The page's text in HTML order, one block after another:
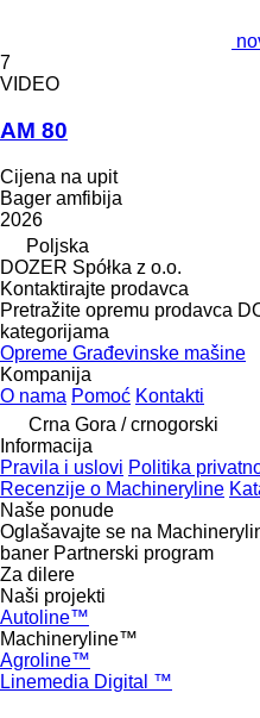
7
VIDEO
AM 80
Cijena na upit
Bager amfibija
2026
Poljska
DOZER Spółka z o.o.
Kontaktirajte prodavca
Pretražite opremu prodavca
kategorijama
Opreme Građevinske mašine
Kompanija
O nama Pomoć Kontakti
Crna Gora / crnogorski
Informacija
Pravila i uslovi Politika
Recenzije o Machineryline
Naše ponude
Oglašavajte se na
baner Partnerski program
Za dilere
Naši projekti
Autoline™
Machineryline™
Agroline™
Linemedia Digital ™